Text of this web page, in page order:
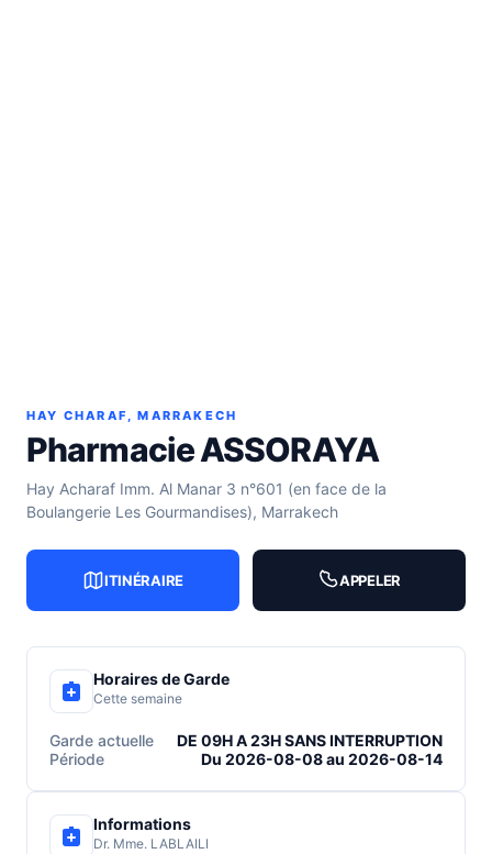
HAY CHARAF, MARRAKECH
Pharmacie ASSORAYA
Hay Acharaf Imm. Al Manar 3 n°601 (en face de la
Boulangerie Les Gourmandises), Marrakech
ITINÉRAIRE APPELER
Horaires de Garde
Cette semaine
Garde actuelle
DE 09H A 23H SANS INTERRUPTION
Période
Du 2026-08-08 au 2026-08-14
Informations
Dr. Mme. LABLAILI